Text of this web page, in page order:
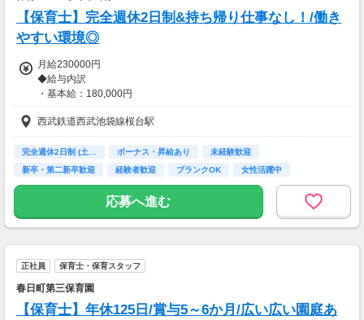
【保育士】完全週休2日制&持ち帰り仕事なし！/働き
やすい環境◎
月給230000円
◆給与内訳
・基本給：180,000円
・早遅手当：7,500円
・資格手当：10,000円
・特殊手当：5,000円
・研修手当：2,500円
・行政手当：25,000円
◆賞与年2回（計3カ月分）
（月給234,000円+各種手当含む）
（月給266,336円+各種手当含む）
西武鉄道西武池袋線桜台駅
完全週休2日制 (土… ボーナス・昇給あり
未経験歓迎
新卒・第二新卒歓迎
経験者歓迎 ブランクOK
女性活躍中
交通費支給
寮・社宅あり
応募へ進む
正社員 保育士・保育スタッフ
春日町第三保育園
【保育士】年休125日/賞与5～6か月/広い広い園庭あ